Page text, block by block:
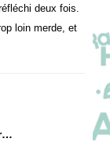
deux fois.
loin merde, et